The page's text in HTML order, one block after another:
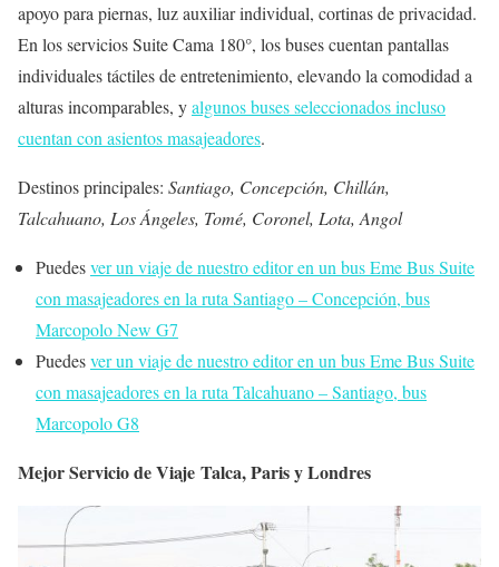
apoyo para piernas, luz auxiliar individual, cortinas de privacidad.
En los servicios Suite Cama 180°, los buses cuentan pantallas
individuales táctiles de entretenimiento, elevando la comodidad a
alturas incomparables, yalgunos buses seleccionados incluso
cuentan con asientos masajeadores.
Destinos principales: Santiago, Concepción, Chillán,
Talcahuano, Los Ángeles, Tomé, Coronel, Lota, Angol
Puedesver un viaje de nuestro editor en un bus Eme Bus Suite
con masajeadores en la ruta Santiago – Concepción, bus
Marcopolo New G7
Puedesver un viaje de nuestro editor en un bus Eme Bus Suite
con masajeadores en la ruta Talcahuano – Santiago, bus
Marcopolo G8
Mejor Servicio de Viaje Talca, Paris y Londres